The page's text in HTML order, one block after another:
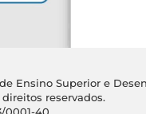
Ensino Superior e
reservados.
0001-40